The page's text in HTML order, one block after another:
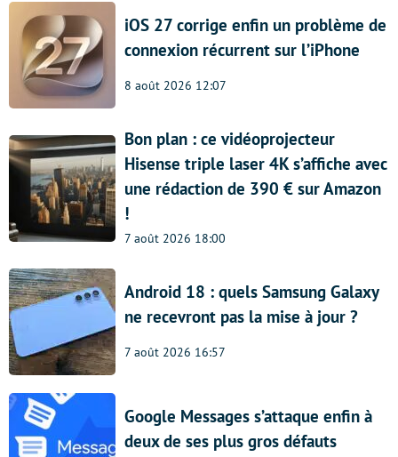
iOS 27 corrige enfin un problème de
connexion récurrent sur l’iPhone
8 août 2026 12:07
Bon plan : ce vidéoprojecteur
Hisense triple laser 4K s’affiche avec
une rédaction de 390 € sur Amazon
!
7 août 2026 18:00
Android 18 : quels Samsung Galaxy
ne recevront pas la mise à jour ?
7 août 2026 16:57
Google Messages s’attaque enfin à
deux de ses plus gros défauts